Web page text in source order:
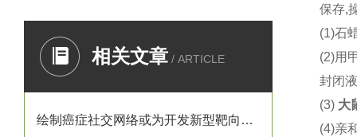
相关文章 / ARTICLE
绘制癌症社交网络或为开发新型靶向疗法提供思路
保存,
(1)石
(2)用
封闭
(3) 大
(4)亲